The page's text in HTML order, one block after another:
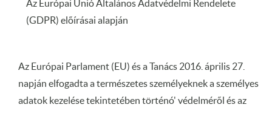
Az Európai Unió Altalános Adatvédelmi Rendelete
(GDPR) előírásai alapján
Az Európai Parlament (EU) és a Tanács 2016. április 27.
napján elfogadta a természetes személyeknek a személyes
adatok kezelése tekintetében történó' védelméről és az